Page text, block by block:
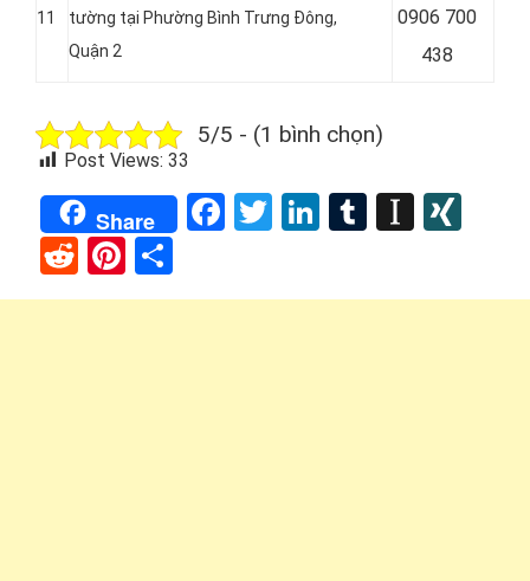
11
tường tại Phường Bình Trưng Đông,
Quận 2
0906 700
438
5/5 - (1 bình chọn)
Post Views: 33
Share Facebook
TwitterLinkedIn
Tumblr
RedditPinterest